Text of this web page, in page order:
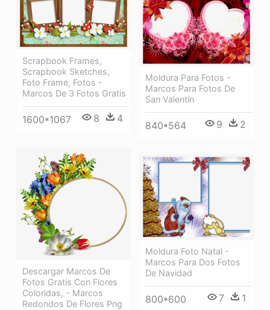
Scrapbook Frames,
Scrapbook Sketches,
Foto Frame, Fotos -
Marcos De 3 Fotos Gratis
1600*1067 8 4
Moldura Para Fotos -
Marcos Para Fotos De
San Valentín
840*564 9 2
Descargar Marcos De
Fotos Gratis Con Flores
Coloridas, - Marcos
Redondos De Flores Png
Moldura Foto Natal -
Marcos Para Dos Fotos
De Navidad
800*600 7 1